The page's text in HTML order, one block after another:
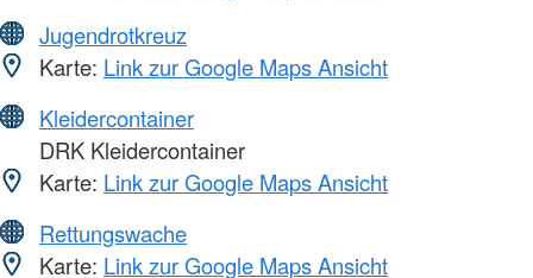
Jugendrotkreuz
Karte: Link zur Google Maps Ansicht
Kleidercontainer
DRK Kleidercontainer
Karte: Link zur Google Maps Ansicht
Rettungswache
Karte: Link zur Google Maps Ansicht